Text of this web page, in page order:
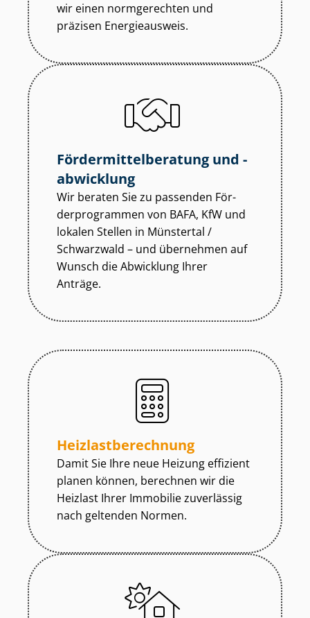
wir einen normgerechten und
präzisen Energieausweis.
För­der­mit­tel­be­ra­tung und -
abwicklung
Wir beraten Sie zu passenden För­
der­pro­gram­men von BAFA, KfW und
lokalen Stellen in Münstertal /
Schwarzwald – und übernehmen auf
Wunsch die Abwicklung Ihrer
Anträge.
Heiz­last­be­rech­nung
Damit Sie Ihre neue Heizung effizient
planen können, berechnen wir die
Heizlast Ihrer Immobilie zuverlässig
nach geltenden Normen.